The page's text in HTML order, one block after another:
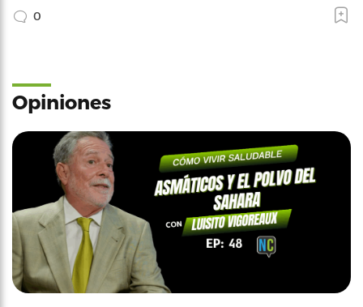
0
Opiniones